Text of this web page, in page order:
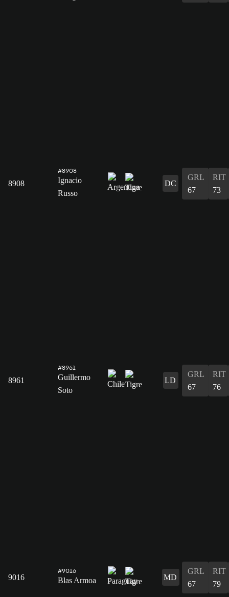
8908
#8908
Ignacio
Russo
DC
GRL
67
RIT
73
8961
#8961
Guillermo
Soto
LD
GRL
67
RIT
76
9016
#9016
Blas Armoa MD
GRL
67
RIT
79